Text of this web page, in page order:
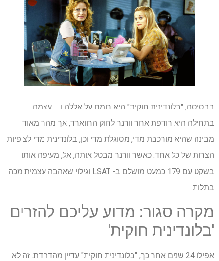
בבסיסה, "בלונדינית חוקית" היא רומם על אללה ו … עצמה.
בתחילה היא רודפת אחר וורנר לחוק הרווארד, אך מהר מאוד
מבינה שהיא מורכבת מדי, מסוגלת מדי וכן, בלונדינית מדי לציפיות
הצרות של כל אחד. כאשר וורנר מבטל אותה, אל, מעיפה אותו
בשקט עם 179 כמעט מושלם ב- LSAT וגילוי שאהבה עצמית מכה
בתלות.
מקרה סגור: מדוע עליכם להזרים
'בלונדינית חוקית'
אפילו 24 שנים אחר כך, "בלונדינית חוקית" עדיין מהדהדת. זה לא